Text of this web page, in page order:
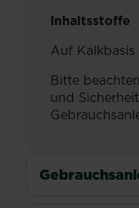
Inhaltsstoffe
Auf Kalkbasis
Bitte
und